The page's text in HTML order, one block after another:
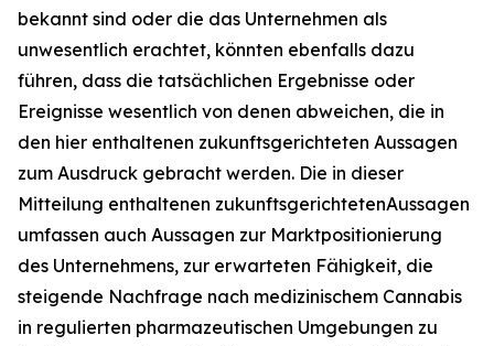
bekannt sind oder die das Unternehmen als
unwesentlich erachtet, könnten ebenfalls dazu
führen, dass die tatsächlichen Ergebnisse oder
Ereignisse wesentlich von denen abweichen, die in
den hier enthaltenen zukunftsgerichteten Aussagen
zum Ausdruck gebracht werden. Die in dieser
Mitteilung enthaltenen zukunftsgerichtetenAussagen
umfassen auch Aussagen zur Marktpositionierung
des Unternehmens, zur erwarteten Fähigkeit, die
steigende Nachfrage nach medizinischem Cannabis
in regulierten pharmazeutischen Umgebungen zu